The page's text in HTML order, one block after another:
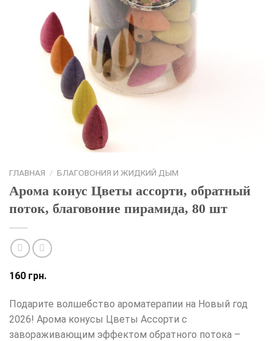
ГЛАВНАЯ / БЛАГОВОНИЯ И ЖИДКИЙ ДЫМ
Арома конус Цветы ассорти, обратный
поток, благовоние пирамида, 80 шт
160 грн.
Подарите волшебство ароматерапии на Новый год
2026! Арома конусы Цветы Ассорти с
завораживающим эффектом обратного потока –